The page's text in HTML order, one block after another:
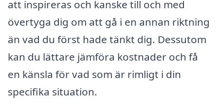
att inspireras och kanske till och med
övertyga dig om att gå i en annan riktning
än vad du först hade tänkt dig. Dessutom
kan du lättare jämföra kostnader och få
en känsla för vad som är rimligt i din
specifika situation.